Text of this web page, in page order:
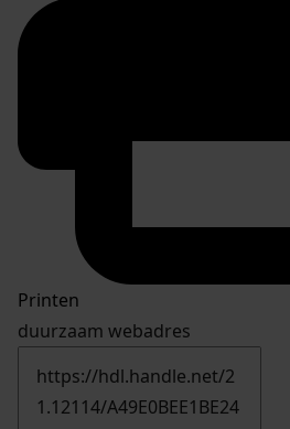
Printen
duurzaam webadres